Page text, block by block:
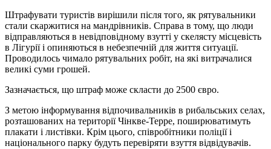
Штрафувати туристів вирішили після того, як рятувальники
стали скаржитися на мандрівників. Справа в тому, що люди
відправляються в невідповідному взутті у скелясту місцевість
в Лігурії і опиняються в небезпечній для життя ситуації.
Проводилось чимало рятувальних робіт, на які витрачалися
великі суми грошей.
Зазначається, що штраф може скласти до 2500 євро.
З метою інформування відпочивальників в рибальських селах,
розташованих на території Чінкве-Терре, поширюватимуть
плакати і листівки. Крім цього, співробітники поліції і
національного парку будуть перевіряти взуття відвідувачів.